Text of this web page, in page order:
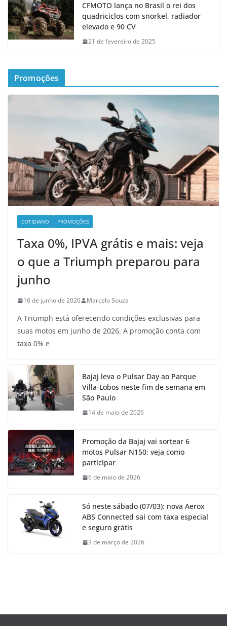
CFMOTO lança no Brasil o rei dos
quadriciclos com snorkel, radiador
elevado e 90 CV
21 de fevereiro de 2025
Promoções
COTIDIANO PROMOÇÕES
Taxa 0%, IPVA grátis e mais: veja
o que a Triumph preparou para
junho
16 de junho de 2026 Marcelo Souza
A Triumph está oferecendo condições exclusivas para
suas motos em junho de 2026. A promoção conta com
taxa 0% e
Bajaj leva o Pulsar Day ao Parque
Villa-Lobos neste fim de semana em
São Paulo
14 de maio de 2026
Promoção da Bajaj vai sortear 6
motos Pulsar N150; veja como
participar
6 de maio de 2026
Só neste sábado (07/03): nova Aerox
ABS Connected sai com taxa especial
e seguro grátis
3 de março de 2026